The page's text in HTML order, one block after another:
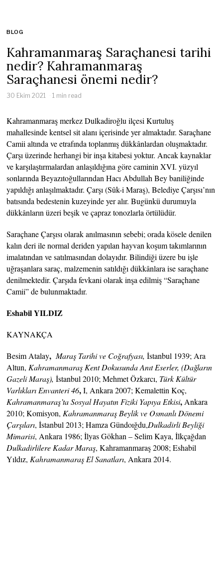
BLOG
Kahramanmaraş Saraçhanesi tarihi
nedir? Kahramanmaraş
Saraçhanesi önemi nedir?
30 Ekim 2021 1 min read
Kahramanmaraş merkez Dulkadiroğlu ilçesi Kurtuluş
mahallesinde kentsel sit alanı içerisinde yer almaktadır. Saraçhane
Camii altında ve etrafında toplanmış dükkânlardan oluşmaktadır.
Çarşı üzerinde herhangi bir inşa kitabesi yoktur. Ancak kaynaklar
ve karşılaştırmalardan anlaşıldığına göre caminin XVI. yüzyıl
sonlarında Beyazıtoğullarından Hacı Abdullah Bey baniliğinde
yapıldığı anlaşılmaktadır. Çarşı (Sûk-i Maraş), Belediye Çarşısı’nın
batısında bedestenin kuzeyinde yer alır. Bugünkü durumuyla
dükkânların üzeri beşik ve çapraz tonozlarla örtülüdür.
Saraçhane Çarşısı olarak anılmasının sebebi; orada kösele denilen
kalın deri ile normal deriden yapılan hayvan koşum takımlarının
imalatından ve satılmasından dolayıdır. Bilindiği üzere bu işle
uğraşanlara saraç, malzemenin satıldığı dükkânlara ise saraçhane
denilmektedir. Çarşıda fevkani olarak inşa edilmiş “Saraçhane
Camii” de bulunmaktadır.
Eshabil YILDIZ
KAYNAKÇA
Besim Atalay,Maraş Tarihi ve Coğrafyası, İstanbul 1939; Ara
Altun, Kahramanmaraş Kent Dokusunda Anıt Eserler, (Dağların
Gazeli Maraş), İstanbul 2010; Mehmet Özkarcı, Türk Kültür
Varlıkları Envanteri 46,I, Ankara 2007; Kemalettin Koç,
Kahramanmaraş’ta Sosyal Hayatın Fiziki Yapıya Etkisi,Ankara
2010; Komisyon, Kahramanmaraş Beylik ve Osmanlı Dönemi
Çarşıları, İstanbul 2013; Hamza Gündoığdu,Dulkadirli Beyliği
Mimarisi, Ankara 1986; İlyas Gökhan – Selim Kaya, İlkçağdan
Dulkadirlilere Kadar Maraş, Kahramanmaraş 2008; Eshabil
Yıldız, Kahramanmaraş El Sanatları, Ankara 2014.